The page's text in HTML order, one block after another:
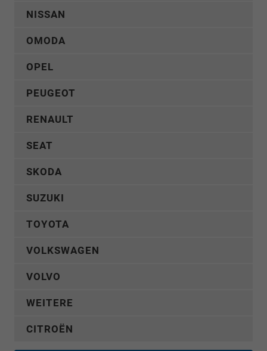
NISSAN
OMODA
OPEL
PEUGEOT
RENAULT
SEAT
SKODA
SUZUKI
TOYOTA
VOLKSWAGEN
VOLVO
WEITERE
CITROËN